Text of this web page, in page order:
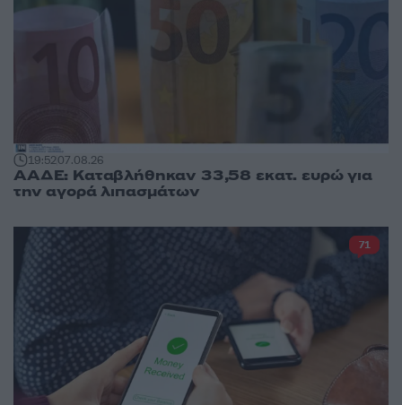
19:5207.08.26
ΑΑΔΕ: Καταβλήθηκαν 33,58 εκατ. ευρώ για
την αγορά λιπασμάτων
71